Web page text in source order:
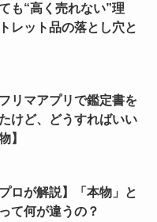
も“高く売れない”理
レット品の落とし穴と
フリマアプリで鑑定書を
けど、どうすればいい
】
ロが解説】「本物」と
て何が違うの？